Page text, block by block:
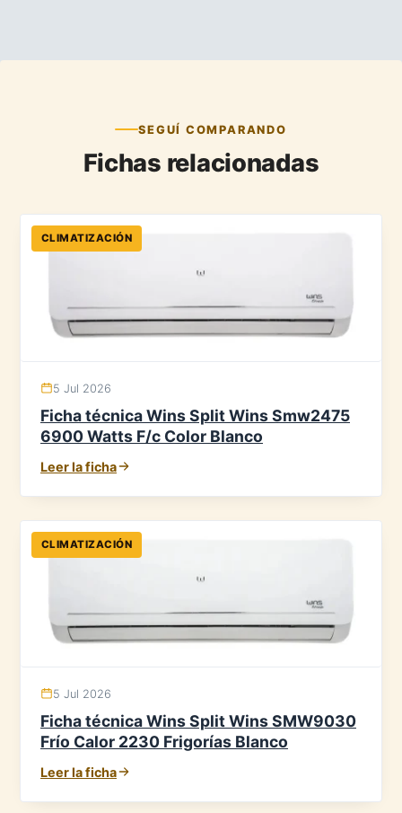
SEGUÍ COMPARANDO
Fichas relacionadas
CLIMATIZACIÓN
5 Jul 2026
Ficha técnica Wins Split Wins Smw2475
6900 Watts F/c Color Blanco
Leer la ficha
CLIMATIZACIÓN
5 Jul 2026
Ficha técnica Wins Split Wins SMW9030
Frío Calor 2230 Frigorías Blanco
Leer la ficha